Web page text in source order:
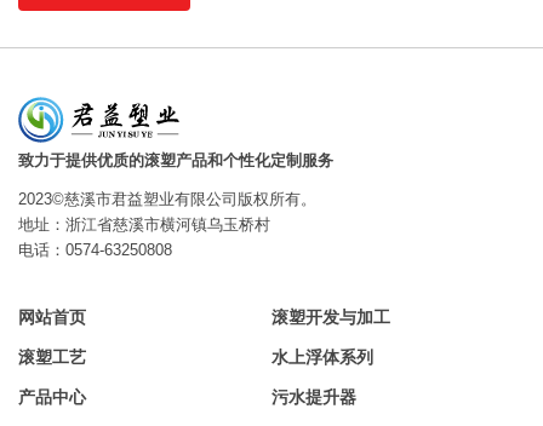
致力于提供优质的滚塑产品和个性化定制服务
2023©慈溪市君益塑业有限公司版权所有。
地址：浙江省慈溪市横河镇乌玉桥村
电话：0574-63250808
网站首页
滚塑工艺
产品中心
滚塑开发与加工
水上浮体系列
污水提升器